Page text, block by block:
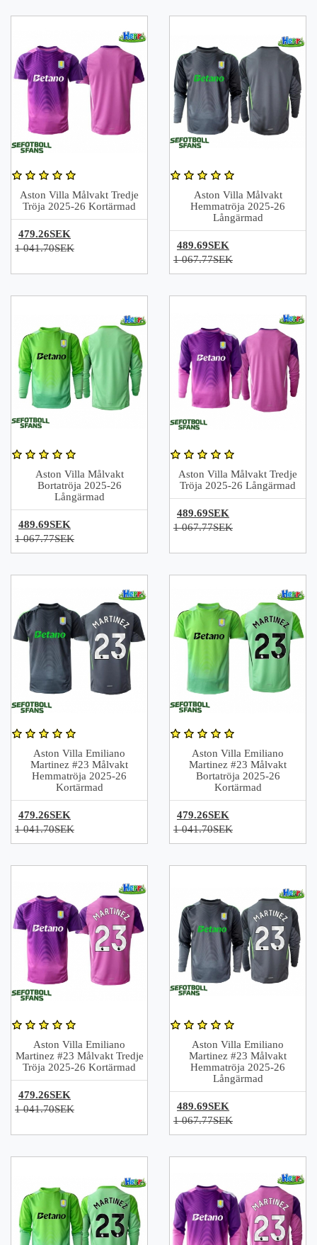
Aston Villa Målvakt Tredje
Tröja 2025-26 Kortärmad
479.26SEK
1 041.70SEK
Aston Villa Målvakt
Hemmatröja 2025-26
Långärmad
489.69SEK
1 067.77SEK
Aston Villa Målvakt
Bortatröja 2025-26
Långärmad
489.69SEK
1 067.77SEK
Aston Villa Målvakt Tredje
Tröja 2025-26 Långärmad
489.69SEK
1 067.77SEK
Aston Villa Emiliano
Martinez #23 Målvakt
Hemmatröja 2025-26
Kortärmad
479.26SEK
1 041.70SEK
Aston Villa Emiliano
Martinez #23 Målvakt
Bortatröja 2025-26
Kortärmad
479.26SEK
1 041.70SEK
Aston Villa Emiliano
Martinez #23 Målvakt Tredje
Tröja 2025-26 Kortärmad
479.26SEK
1 041.70SEK
Aston Villa Emiliano
Martinez #23 Målvakt
Hemmatröja 2025-26
Långärmad
489.69SEK
1 067.77SEK